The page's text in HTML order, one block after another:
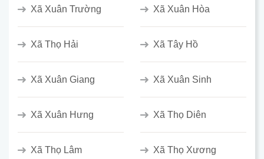
Xã Xuân Trường Xã Xuân Hòa
Xã Thọ Hải Xã Tây Hồ
Xã Xuân Giang Xã Xuân Sinh
Xã Xuân Hưng Xã Thọ Diên
Xã Thọ Lâm Xã Thọ Xương